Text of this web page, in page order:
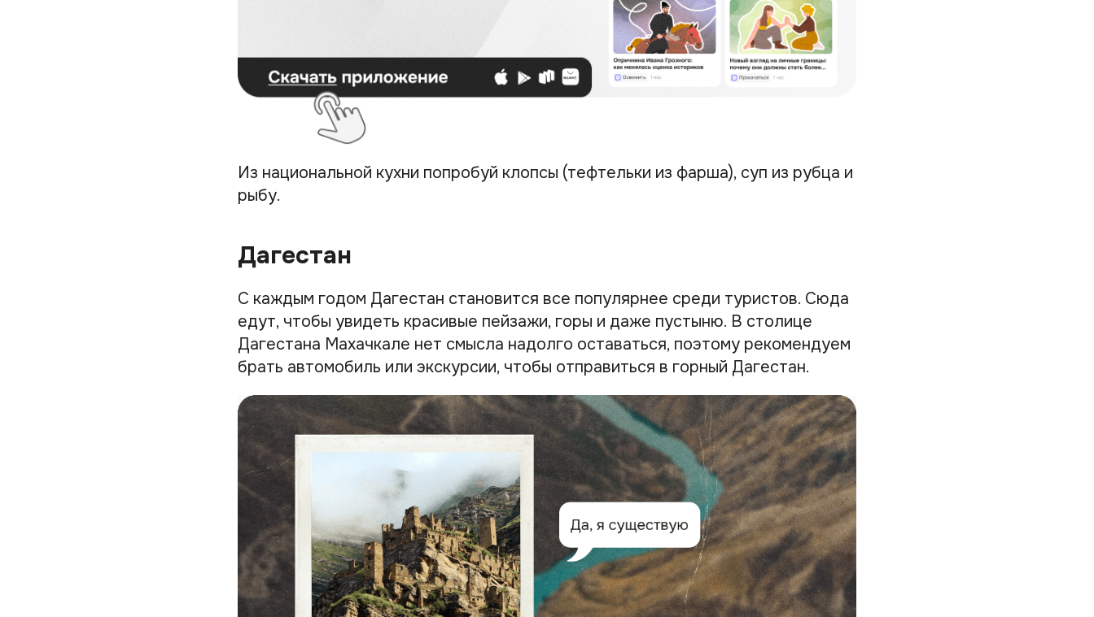
Из национальной кухни попробуй клопсы (тефтельки из фарша), суп из рубца и
рыбу.
Дагестан
С каждым годом Дагестан становится все популярнее среди туристов. Сюда
едут, чтобы увидеть красивые пейзажи, горы и даже пустыню. В столице
Дагестана Махачкале нет смысла надолго оставаться, поэтому рекомендуем
брать автомобиль или экскурсии, чтобы отправиться в горный Дагестан.